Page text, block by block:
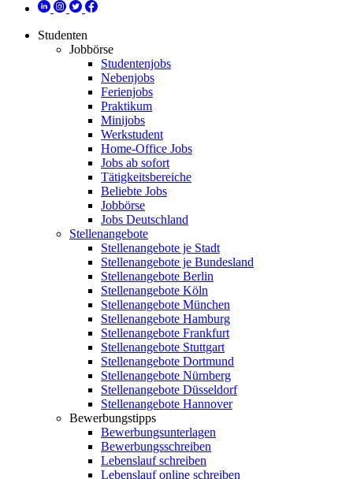
Studenten
Jobbörse
Studentenjobs
Nebenjobs
Ferienjobs
Praktikum
Minijobs
Werkstudent
Home-Office Jobs
Jobs ab sofort
Tätigkeitsbereiche
Beliebte Jobs
Jobbörse
Jobs Deutschland
Stellenangebote
Stellenangebote je Stadt
Stellenangebote je Bundesland
Stellenangebote Berlin
Stellenangebote Köln
Stellenangebote München
Stellenangebote Hamburg
Stellenangebote Frankfurt
Stellenangebote Stuttgart
Stellenangebote Dortmund
Stellenangebote Nürnberg
Stellenangebote Düsseldorf
Stellenangebote Hannover
Bewerbungstipps
Bewerbungsunterlagen
Bewerbungsschreiben
Lebenslauf schreiben
Lebenslauf online schreiben